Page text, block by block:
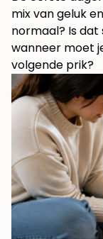
mix van geluk
normaal? Is dat
wanneer moet
volgende prik?